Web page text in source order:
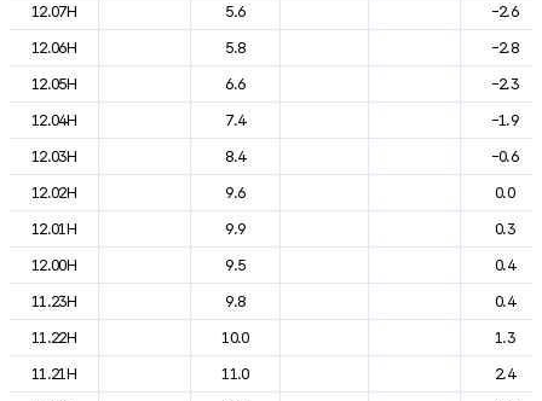
12.07H
5.6
-2.6
12.06H
5.8
-2.8
12.05H
6.6
-2.3
12.04H
7.4
-1.9
12.03H
8.4
-0.6
12.02H
9.6
0.0
12.01H
9.9
0.3
12.00H
9.5
0.4
11.23H
9.8
0.4
11.22H
10.0
1.3
11.21H
11.0
2.4